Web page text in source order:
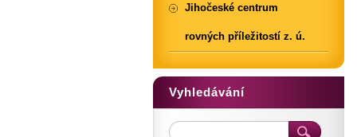
Jihočeské centrum
rovných příležitostí z. ú.
Vyhledávání